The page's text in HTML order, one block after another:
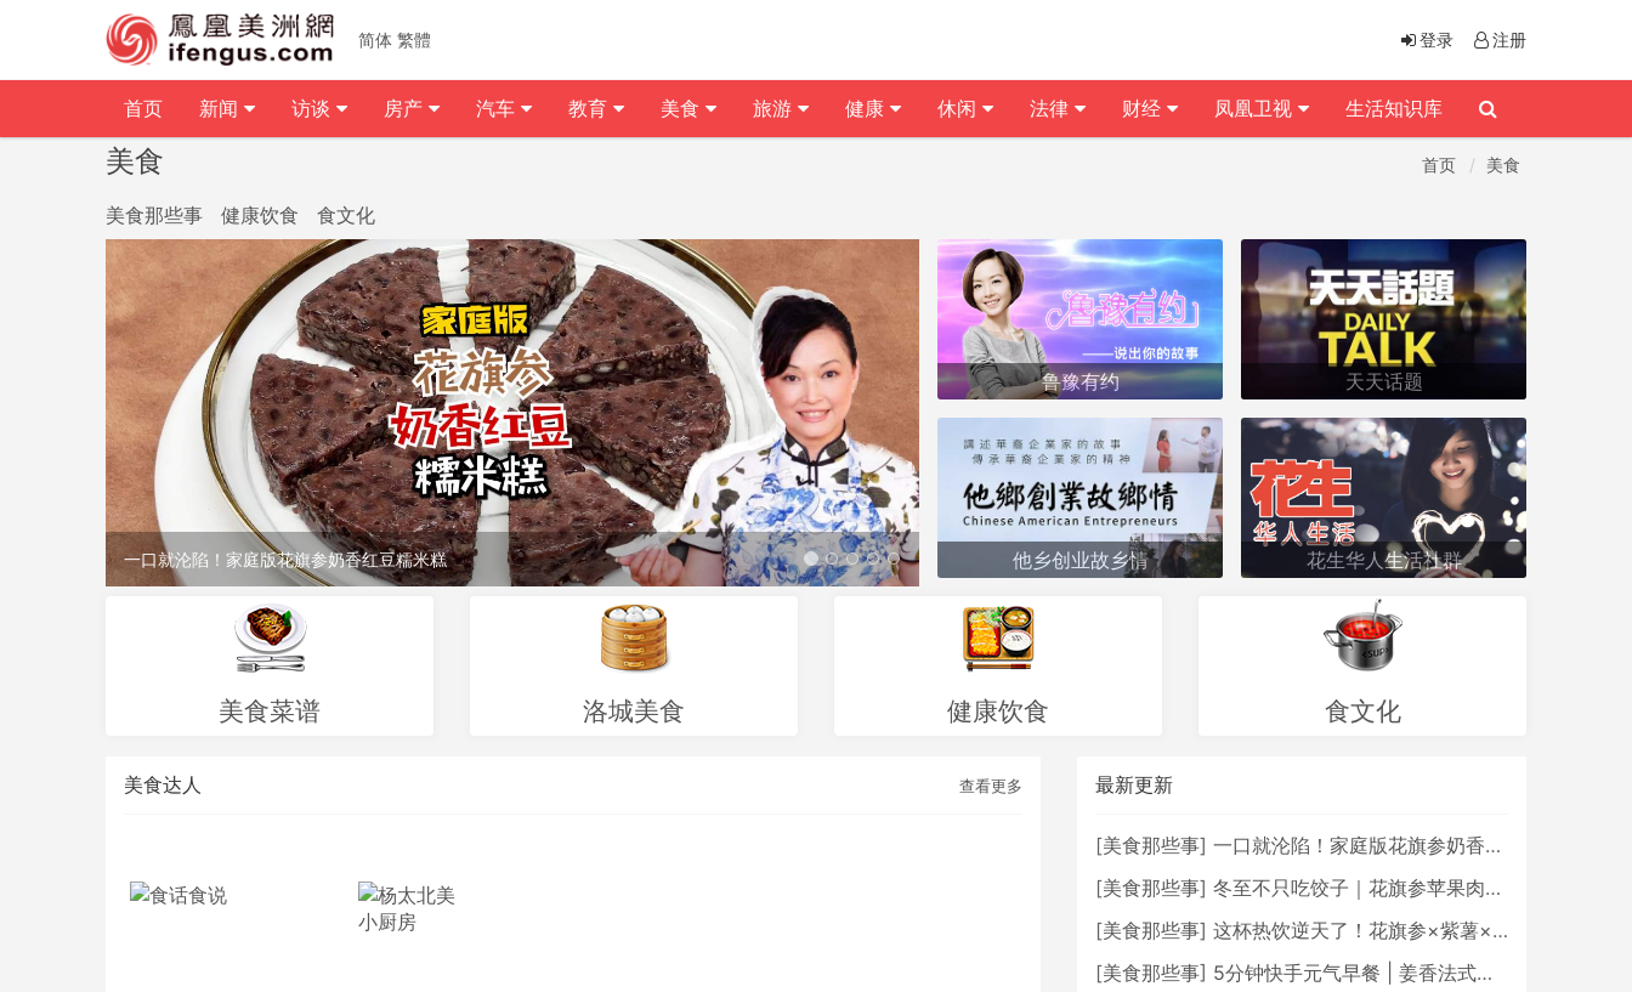
美食 首页 美食
美食那些事 健康饮食 食文化
冬至不只吃饺子｜花旗参苹果肉桂茶暖身补气越喝越上头
鲁豫有约 天天话题
他乡创业故乡情 花生华人生活社群
美食菜谱 洛城美食 健康饮食 食文化
美食达人 查看更多 最新更新
[美食那些事] 一口就沦陷！家庭版花旗参奶香红豆糯米糕
[美食那些事] 冬至不只吃饺子｜花旗参苹果肉桂茶暖身补气越喝越上头
[美食那些事] 这杯热饮逆天了！花旗参×紫薯×奥利奥，滋补好喝到停不下来！
[美食那些事] 5分钟快手元气早餐 | 姜香法式吐司
简体 繁體 登录 注册
首页 新闻 访谈 房产 汽车 教育 美食 旅游 健康 休闲 法律 财经 凤凰卫视 生活知识库